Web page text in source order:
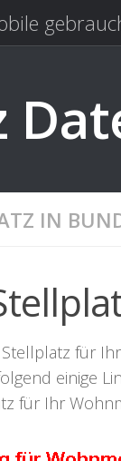
IN
für
einige
für Ihr